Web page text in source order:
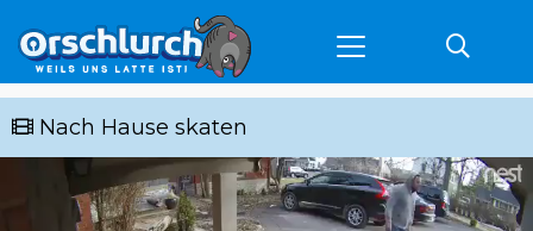
Nach Hause skaten